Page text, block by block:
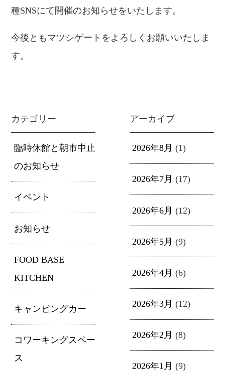
種SNSにて開催のお知らせをいたします。
今後ともマツシゲートをよろしくお願いいたしま
す。
カテゴリー
臨時休館と朝市中止
のお知らせ
イベント
お知らせ
FOOD BASE
KITCHEN
キャンピングカー
コワーキングスペー
ス
アーカイブ
2026年8月 (1)
2026年7月 (17)
2026年6月 (12)
2026年5月 (9)
2026年4月 (6)
2026年3月 (12)
2026年2月 (8)
2026年1月 (9)